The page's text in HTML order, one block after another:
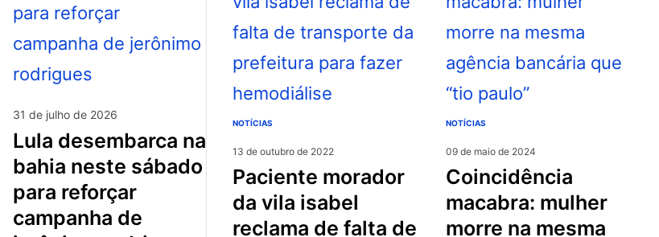
31 de julho de 2026
lula desembarca na
bahia neste sábado
para reforçar
campanha de
NOTÍCIAS
13 de outubro de 2022
paciente morador
da vila isabel
reclama de falta de
NOTÍCIAS
09 de maio de 2024
coincidência
macabra: mulher
morre na mesma